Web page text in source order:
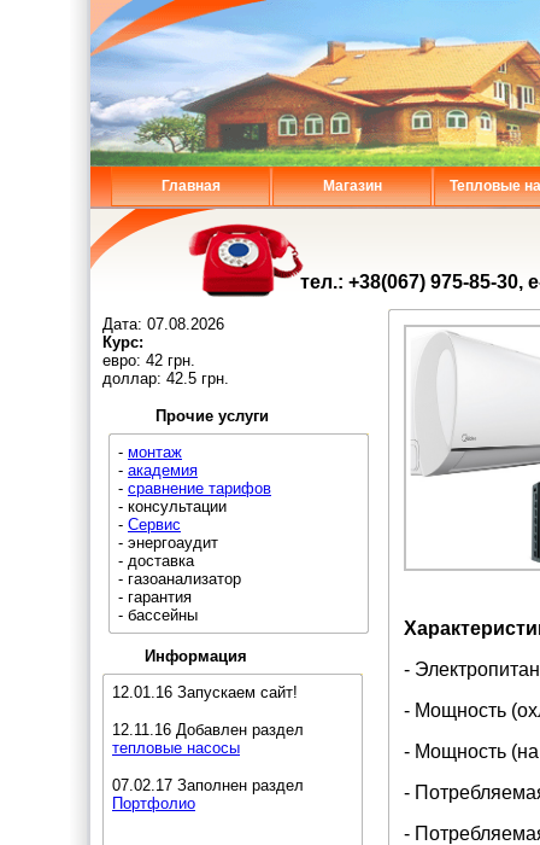
Главная Магазин Тепловые
тел.: +38(067) 975-85-30,
Дата: 07.08.2026
Курс:
евро: 42 грн.
доллар: 42.5 грн.
Прочие услуги
- монтаж
- академия
- сравнение тарифов
- консультации
- Сервис
- энергоаудит
- доставка
- газоанализатор
- гарантия
- бассейны
Информация
12.01.16 Запускаем сайт!
12.11.16 Добавлен раздел
тепловые насосы
07.02.17 Заполнен раздел
Портфолио
-
- Мощность
- Мощность
-
-